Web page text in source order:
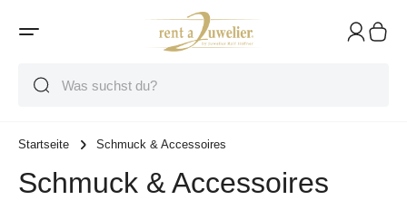
Startseite Schmuck & Accessoires
Schmuck & Accessoires